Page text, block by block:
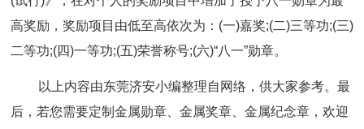
高奖励，奖励项目由低至高依次为：(一)嘉奖;(二)三等功;(三)
二等功;(四)一等功;(五)荣誉称号;(六)“八一”勋章。
以上内容由东莞济安小编整理自网络，供大家参考。最
后，若您需要定制金属勋章、金属奖章、金属纪念章，欢迎